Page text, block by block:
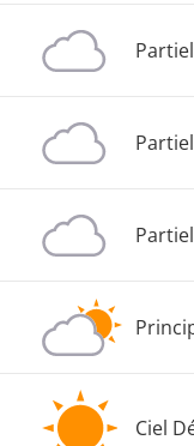
Ciel